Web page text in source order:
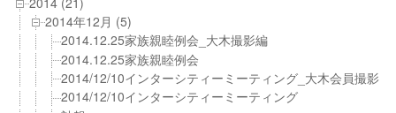
2014年12月 (5)
2014.12.25家族親睦例会_大木撮影編
2014.12.25家族親睦例会
2014/12/10インターシティーミーティング_大木会員撮影
2014/12/10インターシティーミーティング